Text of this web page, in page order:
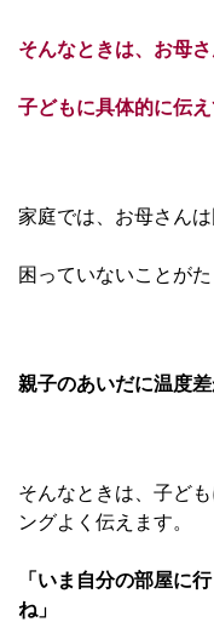
そんなときは、お母
子どもに具体的に伝
家庭では、お母さん
困っていないことがた
親子のあいだに温度差
そんなときは、子ど
ングよく伝えます。
「いま自分の部屋に
ね」